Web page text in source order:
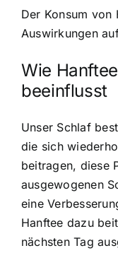
Der Konsum von
Auswirkungen
Wie
beeinflusst
Unser Schlaf
die sich
beitragen, diese
ausgewogenen
eine
Hanftee dazu
nächsten Tag